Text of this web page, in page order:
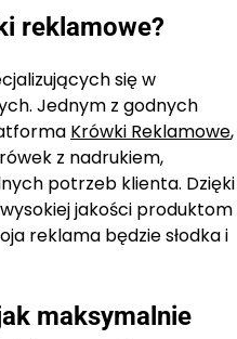
reklamowe?
się w
Jednym z godnych
Krówki Reklamowe,
z nadrukiem,
potrzeb klienta. Dzięki
jakości produktom
reklama będzie słodka i
maksymalnie